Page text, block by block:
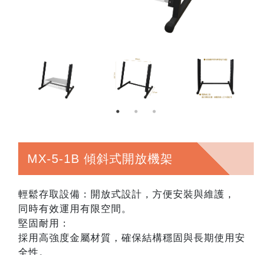
MX-5-1B 傾斜式開放機架
輕鬆存取設備：開放式設計，方便安裝與維護，
同時有效運用有限空間。
堅固耐用：
採用高強度金屬材質，確保結構穩固與長期使用安
全性。